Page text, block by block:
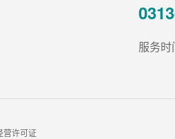
服务
营许可证